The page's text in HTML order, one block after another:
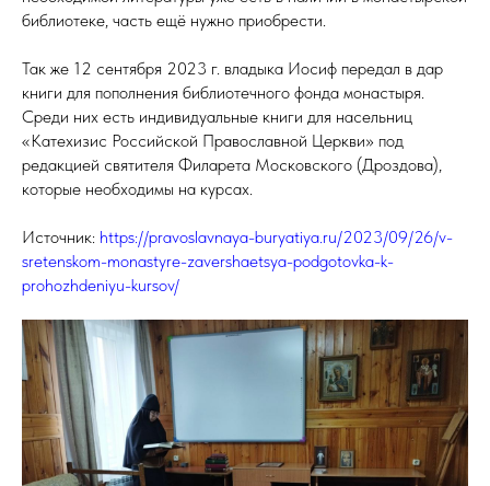
библиотеке, часть ещё нужно приобрести.
Так же 12 сентября 2023 г. владыка Иосиф передал в дар
книги для пополнения библиотечного фонда монастыря.
Среди них есть индивидуальные книги для насельниц
«Катехизис Российской Православной Церкви» под
редакцией святителя Филарета Московского (Дроздова),
которые необходимы на курсах.
Источник: https://pravoslavnaya-buryatiya.ru/2023/09/26/v-
sretenskom-monastyre-zavershaetsya-podgotovka-k-
prohozhdeniyu-kursov/